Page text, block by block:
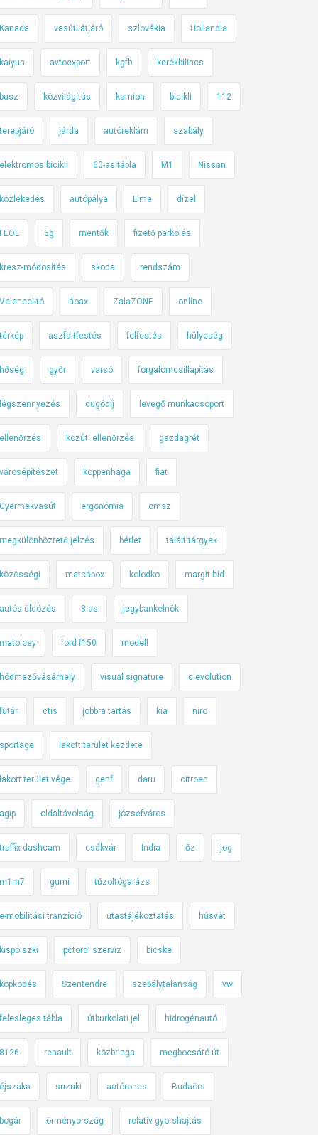
Kanada vasúti átjáró szlovákia Hollandia
kaiyun avtoexport kgfb kerékbilincs
busz közvilágítás kamion bicikli 112
terepjáró járda autóreklám szabály
elektromos bicikli 60-as tábla M1 Nissan
közlekedés autópálya Lime dízel
FEOL 5g mentők fizető parkolás
kresz-módosítás skoda rendszám
Velencei-tó hoax ZalaZONE online
térkép aszfaltfestés felfestés hülyeség
hőség győr varsó forgalomcsillapítás
légszennyezés dugódíj levegő munkacsoport
ellenőrzés közúti ellenőrzés gazdagrét
városépítészet koppenhága fiat
Gyermekvasút ergonómia omsz
megkülönböztető jelzés bérlet talált tárgyak
közösségi matchbox kolodko margit híd
autós üldözés 8-as jegybankelnök
matolcsy ford f150 modell
hódmezővásárhely visual signature c evolution
futár ctis jobbra tartás kia niro
sportage lakott terület kezdete
lakott terület vége genf daru citroen
agip oldaltávolság józsefváros
traffix dashcam csákvár India őz jog
m1m7 gumi tűzoltógarázs
e-mobilitási tranzíció utastájékoztatás húsvét
kispolszki pötördi szerviz bicske
köpködés Szentendre szabálytalanság vw
felesleges tábla útburkolati jel hidrogénautó
8126 renault közbringa megbocsátó út
éjszaka suzuki autóroncs Budaörs
bogár örményország relatív gyorshajtás